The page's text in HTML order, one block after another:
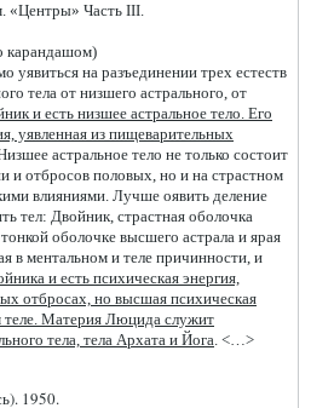
«Центры» Часть III.
карандашом)
на разъединении трех естеств
тела от низшего астрального, от
и есть низшее астральное тело. Его
уявленная из пищеварительных
астральное тело не только состоит
и отбросов половых, но и на страстном
влияниями. Лучше оявить деление
тел: Двойник, страстная оболочка
оболочке высшего астрала и ярая
в ментальном и теле причинности, и
и есть психическая энергия,
отбросах, но высшая психическая
теле. Материя Люцида служит
тела, тела Архата и Йога. <…>
1950.